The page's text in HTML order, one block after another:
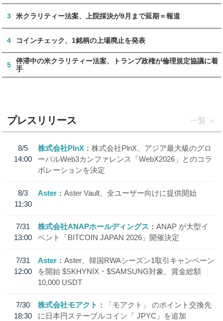
3 米クラリティー法案、上院採決が9月まで延期＝報道
4 コインチェック、1銘柄の上場廃止を発表
5
停滞中の米クラリティー法案、トランプ政権が倫理規定協議に着
手
プレスリリース 一覧
8/5
14:00
株式会社PlnX
株式会社PlnX、アジア最大級のグロ
ーバルWeb3カンファレンス「WebX2026」とのコラ
ボレーションを決定
8/3
11:30
Aster Aster Vault、全ユーザー向けに提供開始
7/31
13:00
株式会社ANAPホールディングス
ANAP が大型イ
ベント「BITCOIN JAPAN 2026」開催決定
7/31
12:00
Aster
Aster、韓国RWAシーズン1取引キャンペーン
を開始 $SKHYNIX・$SAMSUNG対象、賞金総額
10,000 USDT
7/30
18:30
株式会社モアクト
「モアクト」 のポイント交換先
に日本円ステーブルコイン「 JPYC」を追加